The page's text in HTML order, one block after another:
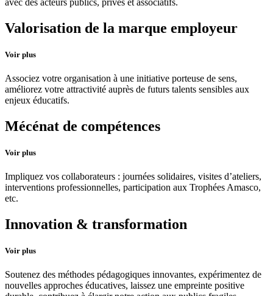
Valorisation de la marque employeur
Voir plus
Associez votre organisation à une initiative porteuse de sens,
améliorez votre attractivité auprès de futurs talents sensibles aux
enjeux éducatifs.
Mécénat de compétences
Voir plus
Impliquez vos collaborateurs : journées solidaires, visites d’ateliers,
interventions professionnelles, participation aux Trophées Amasco,
etc.
Innovation & transformation
Voir plus
Soutenez des méthodes pédagogiques innovantes, expérimentez de
nouvelles approches éducatives, laissez une empreinte positive